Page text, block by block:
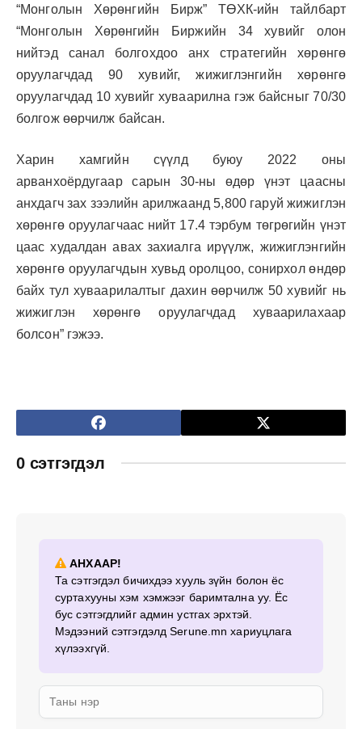
“Монголын Хөрөнгийн Бирж” ТӨХК-ийн тайлбарт
“Монголын Хөрөнгийн Биржийн 34 хувийг олон
нийтэд санал болгохдоо анх стратегийн хөрөнгө
оруулагчдад 90 хувийг, жижиглэнгийн хөрөнгө
оруулагчдад 10 хувийг хуваарилна гэж байсныг 70/30
болгож өөрчилж байсан.
Харин хамгийн сүүлд буюу 2022 оны
арванхоёрдугаар сарын 30-ны өдөр үнэт цаасны
анхдагч зах зээлийн арилжаанд 5,800 гаруй жижиглэн
хөрөнгө оруулагчаас нийт 17.4 тэрбум төгрөгийн үнэт
цаас худалдан авах захиалга ирүүлж, жижиглэнгийн
хөрөнгө оруулагчдын хувьд оролцоо, сонирхол өндөр
байх тул хуваарилалтыг дахин өөрчилж 50 хувийг нь
жижиглэн хөрөнгө оруулагчдад хуваарилахаар
болсон” гэжээ.
0 сэтгэгдэл
АНХААР!
Та сэтгэгдэл бичихдээ хууль зүйн болон ёс
суртахууны хэм хэмжээг баримтална уу. Ёс
бус сэтгэгдлийг админ устгах эрхтэй.
Мэдээний сэтгэгдэлд Serune.mn хариуцлага
хүлээхгүй.